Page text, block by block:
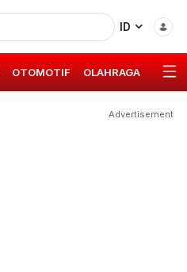
ID
OTOMOTIF OLAHRAGA GAYA
Advertisement